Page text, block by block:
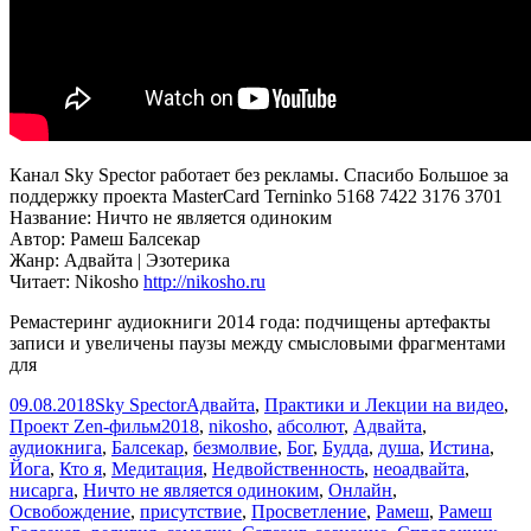
Канал Sky Spector работает без рекламы. Спасибо Большое за
поддержку проекта MasterCard Terninko 5168 7422 3176 3701
Название: Ничто не является одиноким
Автор: Рамеш Балсекар
Жанр: Адвайта | Эзотерика
Читает: Nikosho http://nikosho.ru
Ремастеринг аудиокниги 2014 года: подчищены артефакты
записи и увеличены паузы между смысловыми фрагментами
для
Опубликовано
09.08.2018Автор
Sky SpectorРубрики
Адвайта, Практики и Лекции на видео,
Проект Zen-фильмМетки
2018, nikosho, абсолют, Адвайта,
аудиокнига, Балсекар, безмолвие, Бог, Будда, душа, Истина,
Йога, Кто я, Медитация, Недвойственность, неоадвайта,
нисарга, Ничто не является одиноким, Онлайн,
Освобождение, присутствие, Просветление, Рамеш, Рамеш